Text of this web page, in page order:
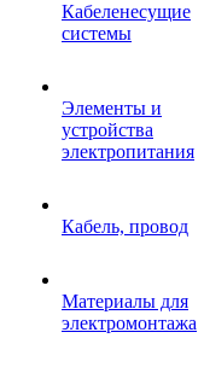
Кабеленесущие
системы
Элементы и
устройства
электропитания
Кабель, провод
Материалы для
электромонтажа